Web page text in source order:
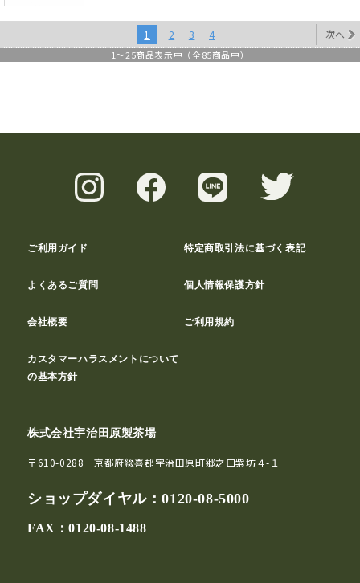
1 2 3 4 次へ
1～25商品表示中（全85商品中）
ご利用ガイド 特定商取引法に基づく表記
よくあるご質問 個人情報保護方針
会社概要 ご利用規約
カスタマーハラスメントについて
の基本方針
株式会社宇治田原製茶場
〒610-0288 京都府綴喜郡宇治田原町郷之口紫坊４-１
ショップダイヤル：0120-08-5000
FAX：0120-08-1488